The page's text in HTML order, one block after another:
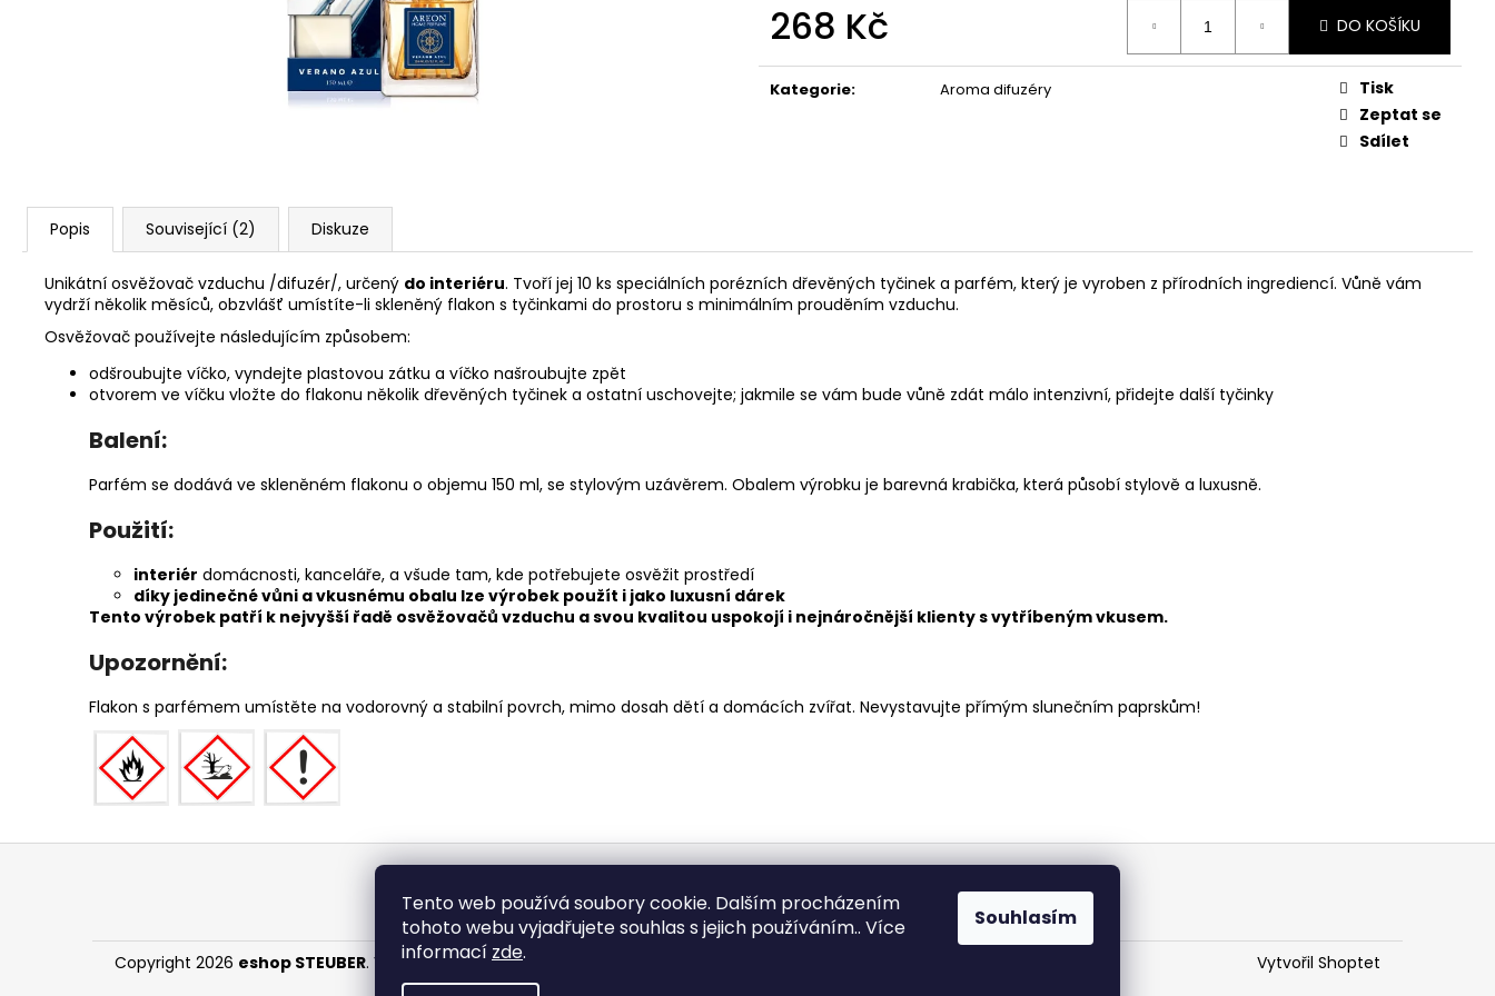
Tento web používá soubory cookie. Dalším procházením
tohoto webu vyjadřujete souhlas s jejich používáním.. Více
informací zde.
Souhlasím
268 Kč
cena:
DO KOŠÍKU
Kategorie: Aroma difuzéry
Tisk
Zeptat se
Sdílet
Popis Související (2) Diskuze
Unikátní osvěžovač vzduchu /difuzér/, určený do interiéru. Tvoří jej 10 ks speciálních porézních dřevěných tyčinek a parfém, který je vyroben z přírodních ingrediencí. Vůně vám
vydrží několik měsíců, obzvlášť umístíte-li skleněný flakon s tyčinkami do prostoru s minimálním prouděním vzduchu.
Osvěžovač používejte následujícím způsobem:
odšroubujte víčko, vyndejte plastovou zátku a víčko našroubujte zpět
otvorem ve víčku vložte do flakonu několik dřevěných tyčinek a ostatní uschovejte; jakmile se vám bude vůně zdát málo intenzivní, přidejte další tyčinky
Balení:
Parfém se dodává ve skleněném flakonu o objemu 150 ml, se stylovým uzávěrem. Obalem výrobku je barevná krabička, která působí stylově a luxusně.
Použití:
interiér domácnosti, kanceláře, a všude tam, kde potřebujete osvěžit prostředí
díky jedinečné vůni a vkusnému obalu lze výrobek použít i jako luxusní dárek
Tento výrobek patří k nejvyšší řadě osvěžovačů vzduchu a svou kvalitou uspokojí i nejnáročnější klienty s vytříbeným vkusem.
Upozornění:
Flakon s parfémem umístěte na vodorovný a stabilní povrch, mimo dosah dětí a domácích zvířat. Nevystavujte přímým slunečním paprskům!
67 Kč
Z
Vytvořil Shoptet
Copyright 2026 eshop STEUBER. Všechna práva vyhrazena.